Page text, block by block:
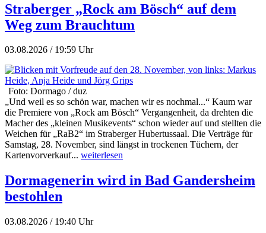
Straberger „Rock am Bösch“ auf dem
Weg zum Brauchtum
03.08.2026 / 19:59 Uhr
Foto: Dormago / duz
„Und weil es so schön war, machen wir es nochmal...“ Kaum war
die Premiere von „Rock am Bösch“ Vergangenheit, da drehten die
Macher des „kleinen Musikevents“ schon wieder auf und stellten die
Weichen für „RaB2“ im Straberger Hubertussaal. Die Verträge für
Samstag, 28. November, sind längst in trockenen Tüchern, der
Kartenvorverkauf... weiterlesen
Dormagenerin wird in Bad Gandersheim
bestohlen
03.08.2026 / 19:40 Uhr